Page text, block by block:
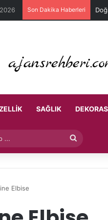
Son Dakika Haberleri
SAĞLIK
Arama
yap
Elbise